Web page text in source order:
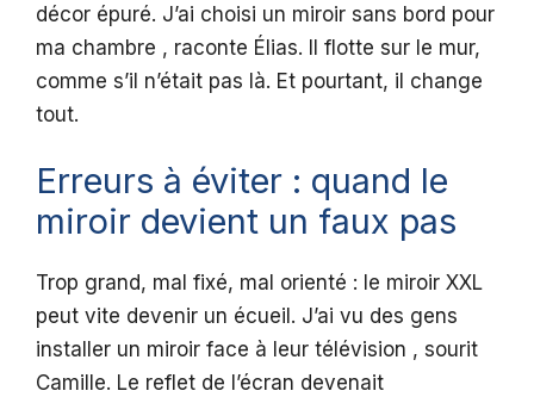
décor épuré. J’ai choisi un miroir sans bord pour
ma chambre , raconte Élias. Il flotte sur le mur,
comme s’il n’était pas là. Et pourtant, il change
tout.
Erreurs à éviter : quand le
miroir devient un faux pas
Trop grand, mal fixé, mal orienté : le miroir XXL
peut vite devenir un écueil. J’ai vu des gens
installer un miroir face à leur télévision , sourit
Camille. Le reflet de l’écran devenait